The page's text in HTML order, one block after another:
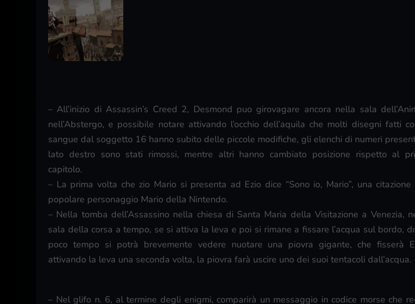
– All’inizio di Assassin’s Creed 2, Desmond puo girovagare ancora nella sala
nell’Abstergo, e possibile notare attivando l’occhio dell’aquila che molti disegni fatti
sangue dal soggetto 16 hanno subito delle piccole modifiche, gli elenchi di numeri
lato destro sono stati rimossi, mentre altri hanno cambiato posizione rispetto al
capitolo.
– La prima volta che zio Mario si presenta ad Ezio dice “Sono io, Mario”, una
popolare personaggio Mario della Nintendo.
– Nella tomba dell’Assassino nella chiesa di Santa Maria della Visitazione a Venezia,
sala della corsa a tempo, se si attiva la leva e poi si rimane a fissare l’acqua sul bordo,
poco tempo si potrà brevemente vedere nuotare una piovra gigante, che fisserà
attivando la leva una seconda volta, la piovra farà uscire uno dei suoi tentacoli dall’acqua.
– Nel glifo n. 6, al termine degli enigmi, comparirà un messaggio in codice morse che